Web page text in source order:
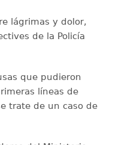
lágrimas y dolor,
de la Policía
que pudieron
líneas de
trate de un caso de